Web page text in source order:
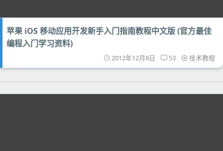
苹果 iOS 移动应用开发新手入门指南教程中文版 (官方最佳
编程入门学习资料)
2012年12月8日 53 技术教程